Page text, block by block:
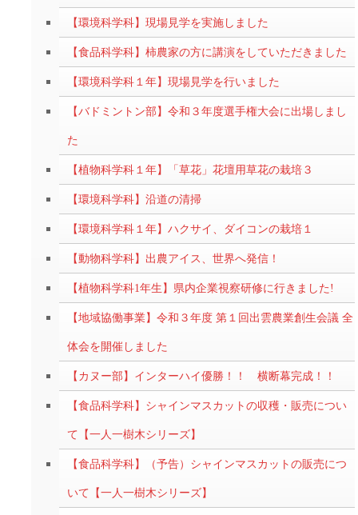
【環境科学科】現場見学を実施しました
【食品科学科】柿農家の方に講演をしていただきました
【環境科学科１年】現場見学を行いました
【バドミントン部】令和３年度選手権大会に出場しまし
た
【植物科学科１年】「草花」花壇用草花の栽培３
【環境科学科】沿道の清掃
【環境科学科１年】ハクサイ、ダイコンの栽培１
【動物科学科】出農アイス、世界へ発信！
【植物科学科1年生】県内企業視察研修に行きました!
【地域協働事業】令和３年度 第１回出雲農業創生会議 全
体会を開催しました
【カヌー部】インターハイ優勝！！ 横断幕完成！！
【食品科学科】シャインマスカットの収穫・販売につい
て【一人一樹木シリーズ】
【食品科学科】（予告）シャインマスカットの販売につ
いて【一人一樹木シリーズ】